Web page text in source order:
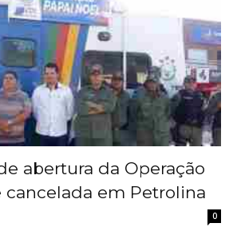
abertura da Operação
cancelada em Petrolina
0